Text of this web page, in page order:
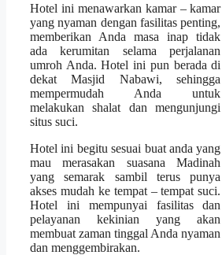
Hotel ini menawarkan kamar – kamar
yang nyaman dengan fasilitas penting,
memberikan Anda masa inap tidak
ada kerumitan selama perjalanan
umroh Anda. Hotel ini pun berada di
dekat Masjid Nabawi, sehingga
mempermudah Anda untuk
melakukan shalat dan mengunjungi
situs suci.
Hotel ini begitu sesuai buat anda yang
mau merasakan suasana Madinah
yang semarak sambil terus punya
akses mudah ke tempat – tempat suci.
Hotel ini mempunyai fasilitas dan
pelayanan kekinian yang akan
membuat zaman tinggal Anda nyaman
dan menggembirakan.